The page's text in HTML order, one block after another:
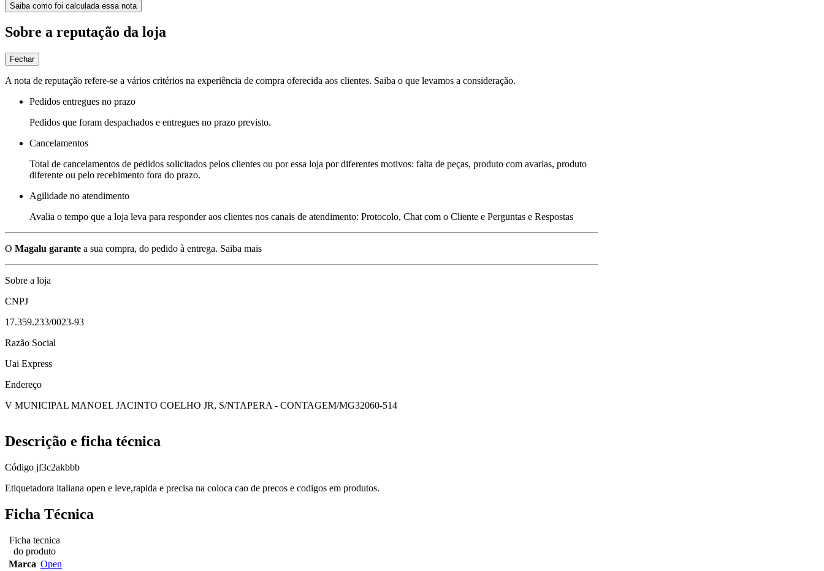
Saiba como foi calculada essa nota
Sobre a reputação da loja
Fechar
A nota de reputação refere-se a vários critérios na experiência de compra oferecida aos clientes. Saiba o que levamos a consideração.
Pedidos entregues no prazo
Pedidos que foram despachados e entregues no prazo previsto.
Cancelamentos
Total de cancelamentos de pedidos solicitados pelos clientes ou por essa loja por diferentes motivos: falta de peças, produto com avarias, produto
diferente ou pelo recebimento fora do prazo.
Agilidade no atendimento
Avalia o tempo que a loja leva para responder aos clientes nos canais de atendimento: Protocolo, Chat com o Cliente e Perguntas e Respostas
O Magalu garante a sua compra, do pedido à entrega. Saiba mais
Sobre a loja
CNPJ
17.359.233/0023-93
Razão Social
Uai Express
Endereço
V MUNICIPAL MANOEL JACINTO COELHO JR, S/NTAPERA - CONTAGEM/MG32060-514
Descrição e ficha técnica
Código jf3c2akbbb
Etiquetadora italiana open e leve,rapida e precisa na coloca cao de precos e codigos em produtos.
Ficha Técnica
Ficha tecnica
do produto
Marca Open